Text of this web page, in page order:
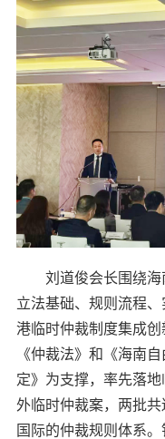
刘道俊会长围绕海
立法基础、规则流程
港临时仲裁制度集成
《仲裁法》和《海南
定》为支撑，率先落
外临时仲裁案，两批
国际的仲裁规则体系